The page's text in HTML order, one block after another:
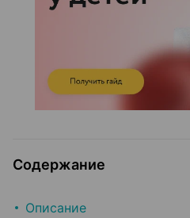
Содержание
Описание